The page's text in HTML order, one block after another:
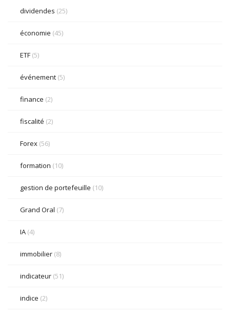
dividendes (25)
économie (45)
ETF (5)
événement (5)
finance (2)
fiscalité (2)
Forex (56)
formation (10)
gestion de portefeuille (10)
Grand Oral (7)
IA (4)
immobilier (8)
indicateur (51)
indice (2)